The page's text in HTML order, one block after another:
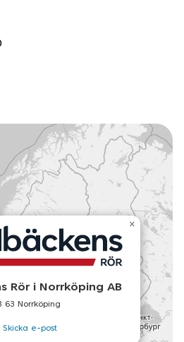
Rör i Norrköping AB
63 Norrköping
Skicka e-post
×